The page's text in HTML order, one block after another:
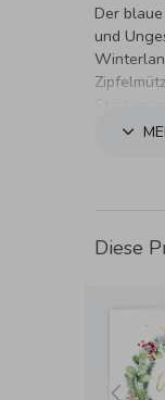
Der
und
Diese